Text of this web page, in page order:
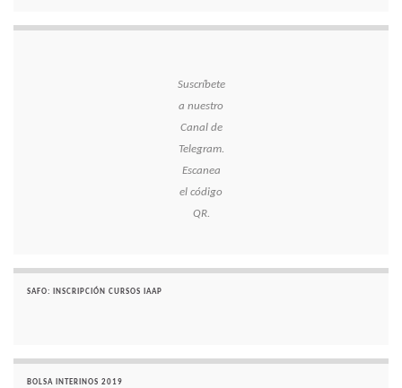
Suscríbete
a nuestro
Canal de
Telegram.
Escanea
el código
QR.
SAFO: INSCRIPCIÓN CURSOS IAAP
BOLSA INTERINOS 2019